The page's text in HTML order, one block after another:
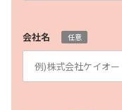
会社名 任意